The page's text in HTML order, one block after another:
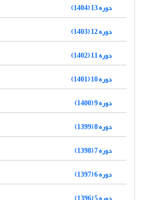
دوره 13 (1404)
دوره 12 (1403)
دوره 11 (1402)
دوره 10 (1401)
دوره 9 (1400)
دوره 8 (1399)
دوره 7 (1398)
دوره 6 (1397)